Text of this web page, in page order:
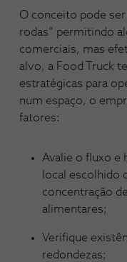
O conceito pode
rodas” permitindo
comerciais, mas
alvo, a Food Truck
estratégicas para
num espaço, o
fatores:
Avalie o fluxo e
local escolhido
concentração
alimentares;
Verifique
redondezas;